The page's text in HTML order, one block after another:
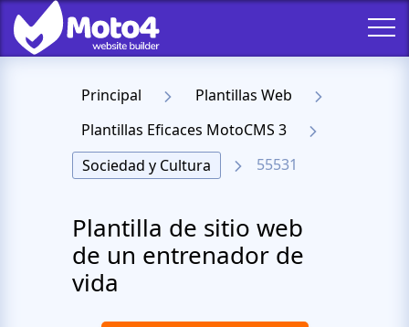
Principal
Plantillas Web
Plantillas Eficaces MotoCMS 3
Sociedad y Cultura
55531
Plantilla de sitio web
de un entrenador de
vida